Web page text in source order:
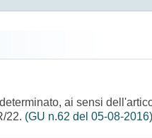
ai sensi
22. (GU n.62 del 05-08-2016)